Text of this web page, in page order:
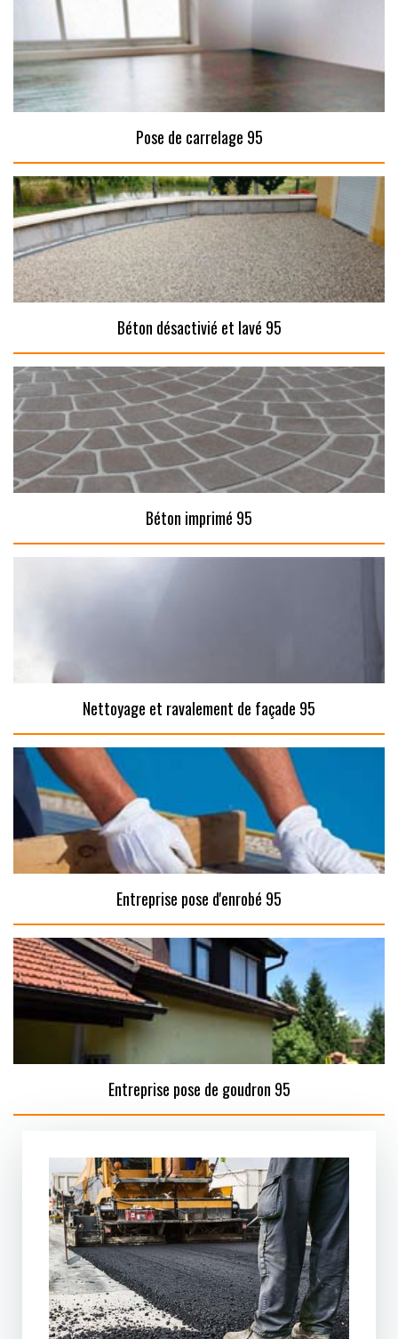
Pose de carrelage 95
Béton désactivié et lavé 95
Béton imprimé 95
Nettoyage et ravalement de façade 95
Entreprise pose d'enrobé 95
Entreprise pose de goudron 95